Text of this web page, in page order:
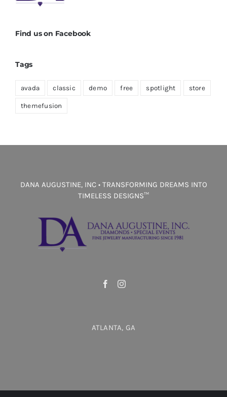
Find us on Facebook
Tags
avada classic demo free spotlight store
themefusion
DANA AUGUSTINE, INC • TRANSFORMING DREAMS INTO
TIMELESS DESIGNS™
ATLANTA, GA